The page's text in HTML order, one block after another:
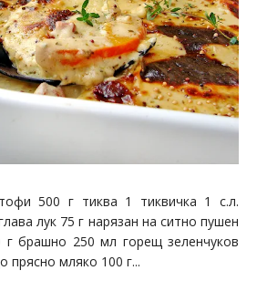
500 г тиква 1 тиквичка 1 с.л.
лук 75 г нарязан на ситно пушен
брашно 250 мл горещ зеленчуков
прясно мляко 100 г...